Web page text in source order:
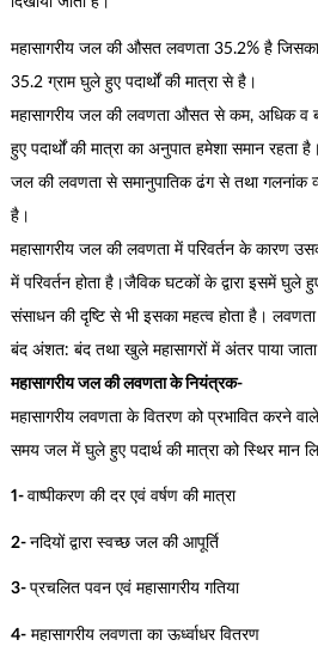
महासागरीय जल की औसत लवणता 35.2% है जिसका
35.2 ग्राम घुले हुए पदार्थों की मात्रा से है।
महासागरीय जल की लवणता औसत से कम, अधिक व
हुए पदार्थों की मात्रा का अनुपात हमेशा समान रहता
जल की लवणता से समानुपातिक ढंग से तथा गलनांक
है।
महासागरीय जल की लवणता में परिवर्तन के कारण
में परिवर्तन होता है।जैविक घटकों के द्वारा इसमें घुले
संसाधन की दृष्टि से भी इसका महत्व होता है।
बंद अंशत: बंद तथा खुले महासागरों में अंतर पाया
महासागरीय जल की लवणता के नियंत्रक-
महासागरीय लवणता के वितरण को प्रभावित करने
समय जल में घुले हुए पदार्थ की मात्रा को स्थिर मान
1- वाष्पीकरण की दर एवं वर्षण की मात्रा
2- नदियों द्वारा स्वच्छ जल की आपूर्ति
3- प्रचलित पवन एवं महासागरीय गतिया
4-महासागरीय लवणता का ऊर्ध्वाधर वितरण